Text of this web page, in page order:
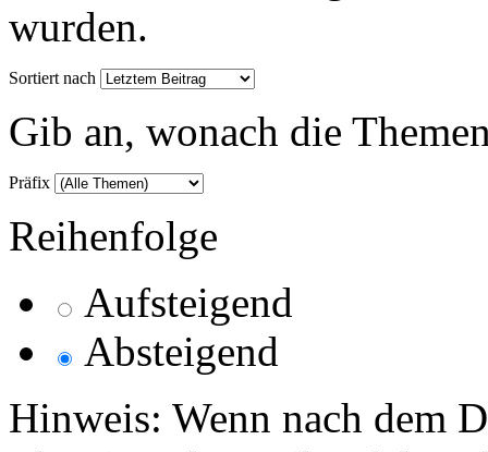
wurden.
Sortiert nach
Gib an, wonach die
Präfix
Reihenfolge
Aufsteigend
Absteigend
Hinweis: Wenn nach dem